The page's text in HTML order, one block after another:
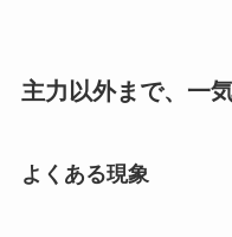
主力以外まで、一
よくある現象